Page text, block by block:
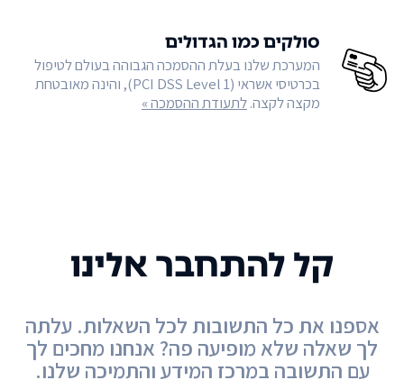
סולקים כמו הגדולים
המערכת שלנו בעלת ההסמכה הגבוהה בעולם לטיפול
בכרטיסי אשראי (PCI DSS Level 1), והינה מאובטחת
מקצה לקצה.לתעודת ההסמכה »
קל להתחבר אלינו
אספנו את כל התשובות לכל השאלות. עלתה
לך שאלה שלא מופיעה פה? אנחנו מחכים לך
עם התשובה במרכז המידע והתמיכה שלנו.